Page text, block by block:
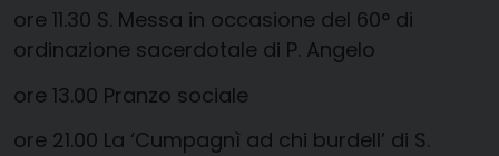
ore 11.30 S. Messa in occasione del 60° di
ordinazione sacerdotale di P. Angelo
ore 13.00 Pranzo sociale
ore 21.00 La ‘Cumpagnì ad chi burdell’ di S.